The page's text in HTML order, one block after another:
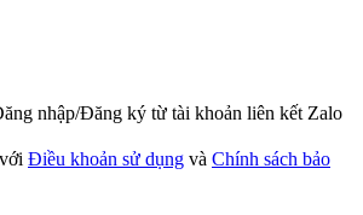
nhập/Đăng ký từ tài khoản liên kết Zalo
Điều khoản sử dụng và Chính sách bảo